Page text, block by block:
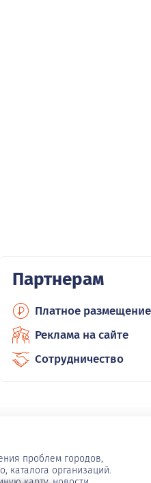
Партнерам
Платное размещение
Реклама на сайте
Сотрудничество
проблем городов,
каталога организаций.